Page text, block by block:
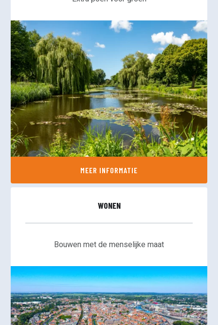
PEIL
INFO ONAFHANKELIJKE
CONTACT
ONDERWIJS
SPORT
STRATEGISCHE POSITIE
FRACTIE
VICTOR KLOOS
GINO ZUCOTTI
TIM VAN KRALINGEN
HENK ADRIAANSE
MARIANNE VELDERS
LAURENS LAKEMAN
WETHOUDER
BESTUUR
MEER INFORMATIE
WONEN
Bouwen met de menselijke maat